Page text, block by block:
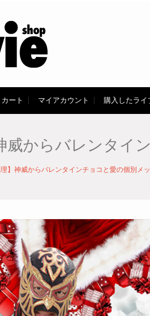
カート マイアカウント 購入したライ
威からバレンタイ
理】神威からバレンタインチョコと愛の個別メ